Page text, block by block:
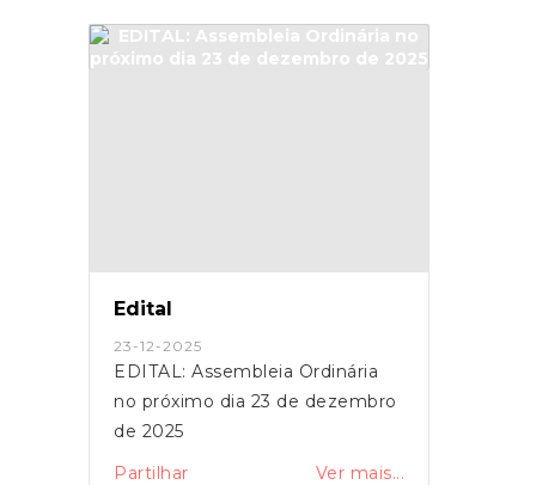
Edital
23-12-2025
EDITAL: Assembleia Ordinária
no próximo dia 23 de dezembro
de 2025
Partilhar
Ver mais...